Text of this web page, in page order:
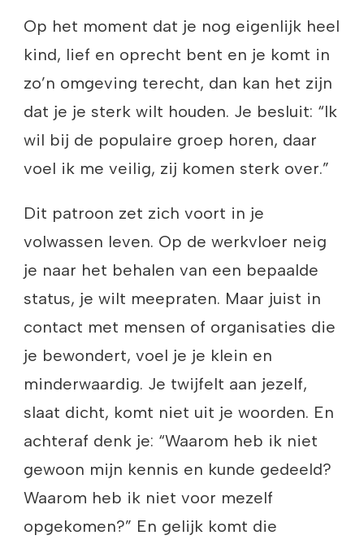
Op het moment dat je nog eigenlijk heel
kind, lief en oprecht bent en je komt in
zo’n omgeving terecht, dan kan het zijn
dat je je sterk wilt houden. Je besluit: “Ik
wil bij de populaire groep horen, daar
voel ik me veilig, zij komen sterk over.”
Dit patroon zet zich voort in je
volwassen leven. Op de werkvloer neig
je naar het behalen van een bepaalde
status, je wilt meepraten. Maar juist in
contact met mensen of organisaties die
je bewondert, voel je je klein en
minderwaardig. Je twijfelt aan jezelf,
slaat dicht, komt niet uit je woorden. En
achteraf denk je: “Waarom heb ik niet
gewoon mijn kennis en kunde gedeeld?
Waarom heb ik niet voor mezelf
opgekomen?” En gelijk komt die